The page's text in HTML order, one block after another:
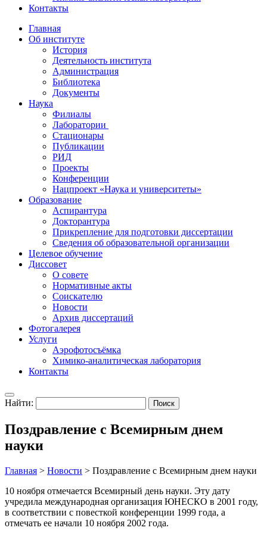
Контакты
Главная
Об институте
История
Деятельность института
Администрация
Библиотека
Документы
Наука
Филиалы
Лаборатории
Стационары
Публикации
РИД
Проекты
Конференции
Нацпроект «Наука и университеты»
Образование
Аспирантура
Докторантура
Прикрепление для подготовки диссертации
Сведения об образовательной организации
Целевое обучение
Диссовет
О совете
Нормативные акты
Соискателю
Новости
Архив диссертаций
Фотогалерея
Услуги
Аэрофотосъёмка
Химико-аналитическая лаборатория
Контакты
Найти:
Поздравление с Всемирным днем
науки
Главная > Новости > Поздравление с Всемирным днем науки
10 ноября отмечается Всемирный день науки. Эту дату
учредила международная организация ЮНЕСКО в 2001 году,
в соответствии с повесткой конференции 1999 года, а
отмечать ее начали 10 ноября 2002 года.